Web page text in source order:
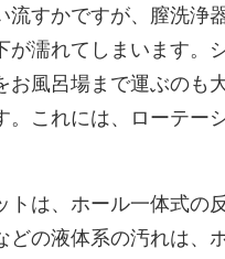
流すかですが、膣洗浄
が濡れてしまいます。
お風呂場まで運ぶの
。これには、ローテー
トは、ホール一体式の
どの液体系の汚れは、